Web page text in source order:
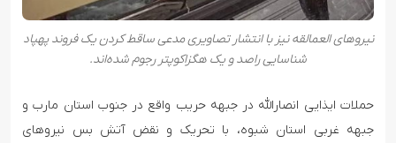
نیروهای العمالقه نیز با انتشار تصاویری مدعی ساقط کردن یک فروند پهپاد
شناسایی راصد و یک هگزاکوپتر رجوم شده‌اند.
حملات ایذایی انصارالله در جبهه حریب واقع در جنوب استان مارب و
جبهه غربی استان شبوه، با تحریک و نقض آتش بس نیروهای